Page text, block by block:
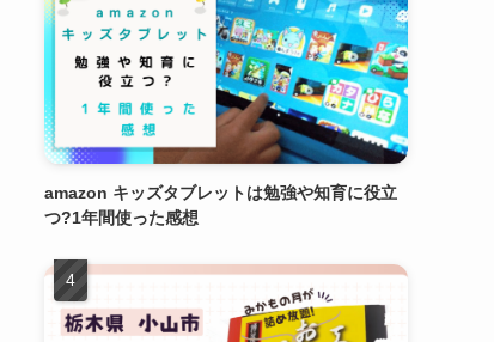
amazon キッズタブレットは勉強や知育に役立
つ?1年間使った感想